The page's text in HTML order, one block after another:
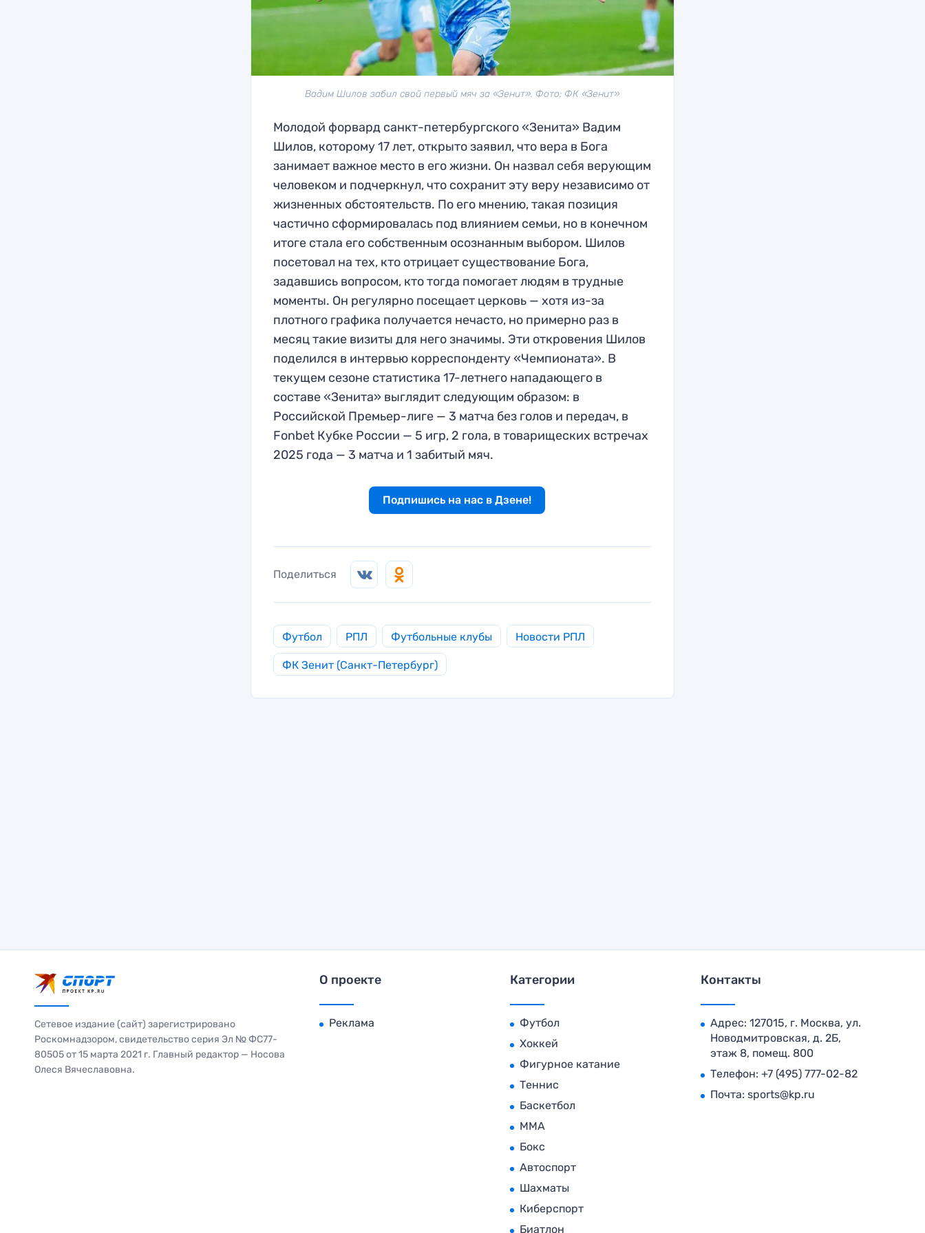
Вадим Шилов забил свой первый мяч за «Зенит». Фото: ФК «Зенит»
Молодой форвард санкт-петербургского «Зенита» Вадим
Шилов, которому 17 лет, открыто заявил, что вера в Бога
занимает важное место в его жизни. Он назвал себя верующим
человеком и подчеркнул, что сохранит эту веру независимо от
жизненных обстоятельств. По его мнению, такая позиция
частично сформировалась под влиянием семьи, но в конечном
итоге стала его собственным осознанным выбором. Шилов
посетовал на тех, кто отрицает существование Бога,
задавшись вопросом, кто тогда помогает людям в трудные
моменты. Он регулярно посещает церковь — хотя из-за
плотного графика получается нечасто, но примерно раз в
месяц такие визиты для него значимы. Эти откровения Шилов
поделился в интервью корреспонденту «Чемпионата». В
текущем сезоне статистика 17-летнего нападающего в
составе «Зенита» выглядит следующим образом: в
Российской Премьер-лиге — 3 матча без голов и передач, в
Fonbet Кубке России — 5 игр, 2 гола, в товарищеских встречах
2025 года — 3 матча и 1 забитый мяч.
Подпишись на нас в Дзене!
Поделиться
Футбол РПЛ Футбольные клубы Новости РПЛ
ФК Зенит (Санкт-Петербург)
Сетевое издание (сайт) зарегистрировано
Роскомнадзором, свидетельство серия Эл № ФС77-
80505 от 15 марта 2021 г. Главный редактор — Носова
Олеся Вячеславовна.
О проекте
Реклама
Категории
Футбол
Хоккей
Фигурное катание
Теннис
Баскетбол
MMA
Бокс
Автоспорт
Шахматы
Киберспорт
Биатлон
Контакты
Адрес: 127015, г. Москва, ул.
Новодмитровская, д. 2Б,
этаж 8, помещ. 800
Телефон: +7 (495) 777-02-82
Почта: sports@kp.ru